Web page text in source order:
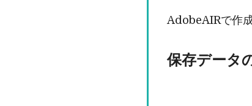
AdobeAIRで作
保存データ